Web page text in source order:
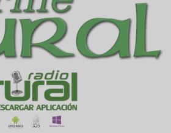
welcome to our
perfectwatches.is
with professional customer
high
https://reallydiamond.com/